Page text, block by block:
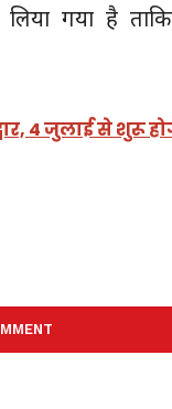
गया है
4 जुलाई से शुरू